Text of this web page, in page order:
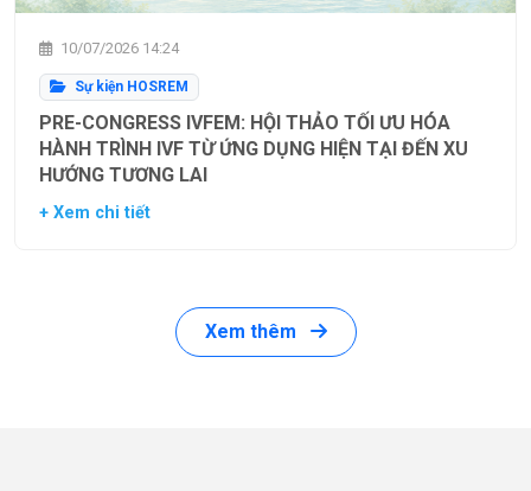
10/07/2026 14:24
Sự kiện HOSREM
PRE-CONGRESS IVFEM: HỘI THẢO TỐI ƯU HÓA
HÀNH TRÌNH IVF TỪ ỨNG DỤNG HIỆN TẠI ĐẾN XU
HƯỚNG TƯƠNG LAI
+ Xem chi tiết
Xem thêm